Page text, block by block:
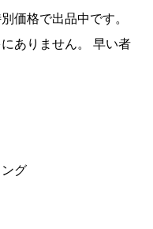
価格で出品中です。
ありません。 早い者
グ